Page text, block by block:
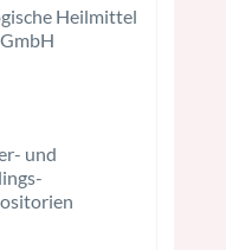
Heilmittel
und